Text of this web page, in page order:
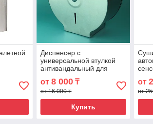
Диспенсер c
универсальной втулкой
антивандальный для
туалетной бумаги Джамбо
металлический. JM-1
от 8 000₸
от 16 000 ₸
Купить
от
от